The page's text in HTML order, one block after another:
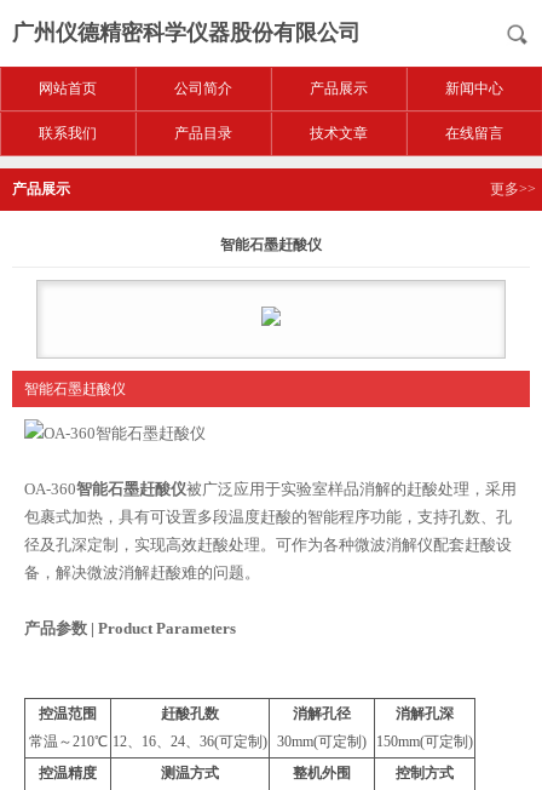
广州仪德精密科学仪器股份有限公司
网站首页 公司简介 产品展示 新闻中心
联系我们 产品目录 技术文章 在线留言
产品展示 更多>>
智能石墨赶酸仪
智能石墨赶酸仪
OA-360智能石墨赶酸仪被广泛应用于实验室样品消解的赶酸处理，采用
包裹式加热，具有可设置多段温度赶酸的智能程序功能，支持孔数、孔
径及孔深定制，实现高效赶酸处理。可作为各种微波消解仪配套赶酸设
备，解决微波消解赶酸难的问题。
产品参数 | Product Parameters
控温范围
常温～210℃
赶酸孔数
12、16、24、36(可定制)
消解孔径
30mm(可定制)
消解孔深
150mm(可定制)
控温精度
测温方式
整机外围
控制方式